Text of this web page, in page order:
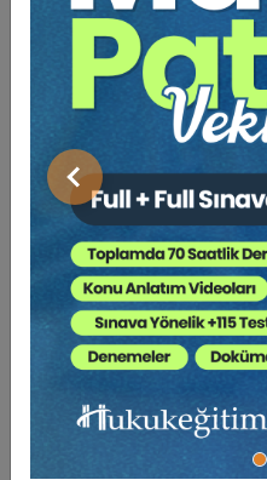
Önceki
Sosyal Medya
BENZER EĞITIMLER
Süper Abone Ol: